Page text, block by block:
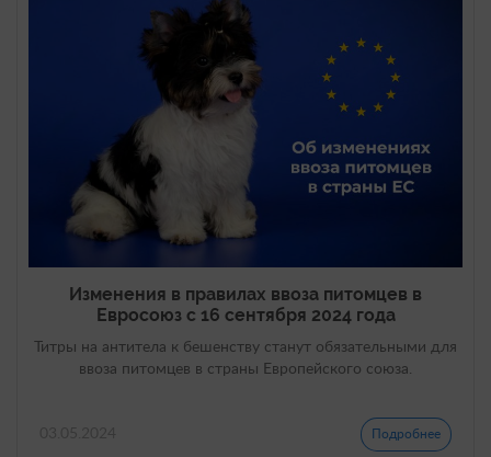
Изменения в правилах ввоза питомцев в
Евросоюз с 16 сентября 2024 года
Титры на антитела к бешенству станут обязательными для
ввоза питомцев в страны Европейского союза.
Подробнее